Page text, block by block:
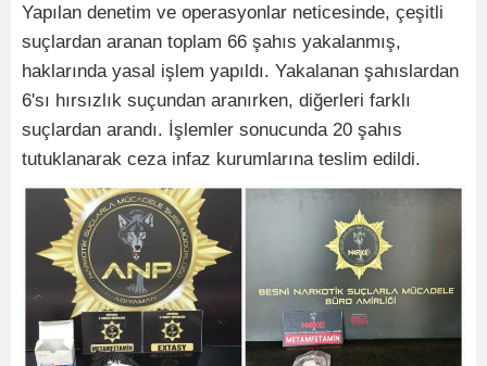
Yapılan denetim ve operasyonlar neticesinde, çeşitli
suçlardan aranan toplam 66 şahıs yakalanmış,
haklarında yasal işlem yapıldı. Yakalanan şahıslardan
6'sı hırsızlık suçundan aranırken, diğerleri farklı
suçlardan arandı. İşlemler sonucunda 20 şahıs
tutuklanarak ceza infaz kurumlarına teslim edildi.